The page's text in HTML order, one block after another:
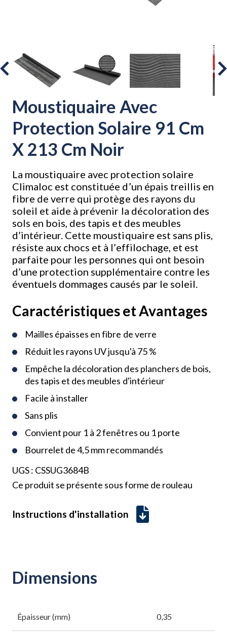
Moustiquaire Avec
Protection Solaire 91 Cm
X 213 Cm Noir
La moustiquaire avec protection solaire
Climaloc est constituée d’un épais treillis en
fibre de verre qui protège des rayons du
soleil et aide à prévenir la décoloration des
sols en bois, des tapis et des meubles
d’intérieur. Cette moustiquaire est sans plis,
résiste aux chocs et à l’effilochage, et est
parfaite pour les personnes qui ont besoin
d’une protection supplémentaire contre les
éventuels dommages causés par le soleil.
Caractéristiques et Avantages
Mailles épaisses en fibre de verre
Réduit les rayons UV jusqu'à 75 %
Empêche la décoloration des planchers de bois,
des tapis et des meubles d'intérieur
Facile à installer
Sans plis
Convient pour 1 à 2 fenêtres ou 1 porte
Bourrelet de 4,5 mm recommandés
UGS : CSSUG3684B
Ce produit se présente sous forme de rouleau
Instructions d'installation
Dimensions
Épaisseur (mm) 0,35